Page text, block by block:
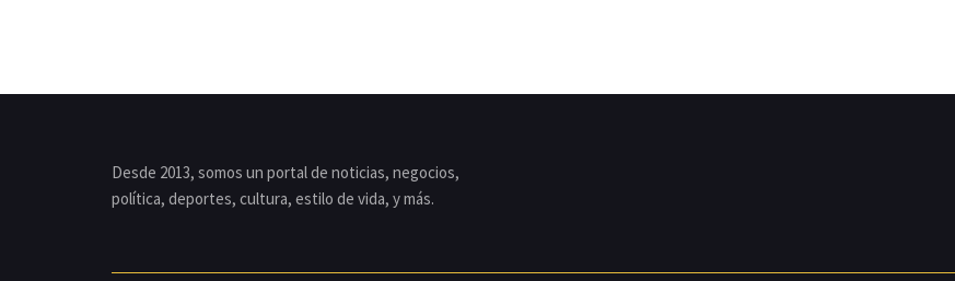
Desde 2013, somos un portal de noticias, negocios,
política, deportes, cultura, estilo de vida, y más.